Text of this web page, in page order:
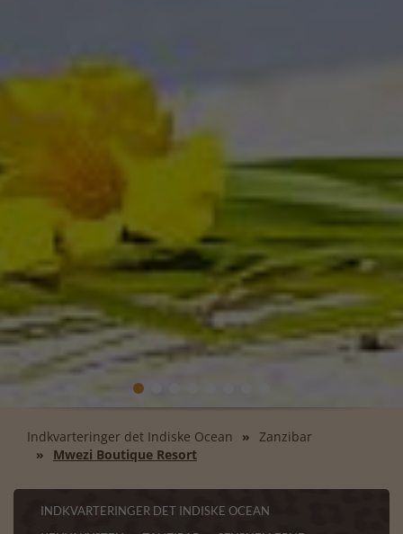
Indkvarteringer det Indiske Ocean
Zanzibar
Mwezi Boutique Resort
INDKVARTERINGER DET INDISKE OCEAN